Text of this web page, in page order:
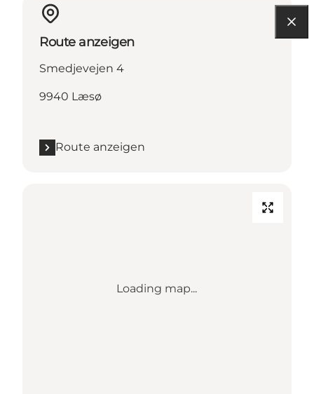
Route anzeigen
Smedjevejen 4
9940 Læsø
Route anzeigen
Loading map...